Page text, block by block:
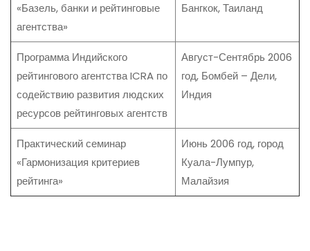
«Базель, банки и рейтинговые
агентства»
Бангкок, Таиланд
Программа Индийского
рейтингового агентства ICRA по
содействию развития людских
ресурсов рейтинговых агентств
Август-Сентябрь 2006
год, Бомбей – Дели,
Индия
Практический семинар
«Гармонизация критериев
рейтинга»
Июнь 2006 год, город
Куала-Лумпур,
Малайзия